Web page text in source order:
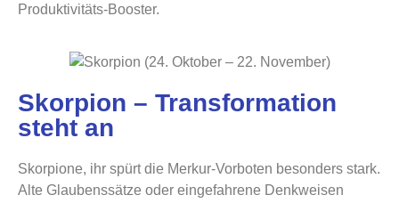
Produktivitäts-Booster.
Skorpion – Transformation
steht an
Skorpione, ihr spürt die Merkur-Vorboten besonders stark.
Alte Glaubenssätze oder eingefahrene Denkweisen